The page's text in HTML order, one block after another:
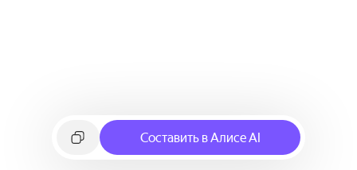
Составить в Алисе AI